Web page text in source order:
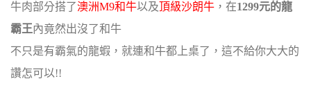
牛肉部分搭了澳洲M9和牛以及頂級沙朗牛 ，在1299元的龍
霸王內竟然出沒了和牛
不只是有霸氣的龍蝦，就連和牛都上桌了，這不給你大大的
讚怎可以!!